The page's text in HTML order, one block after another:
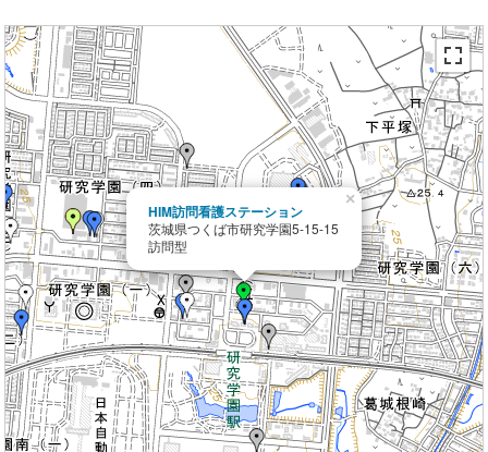
HIM訪問看護ステーション
茨城県つくば市研究学園5-15-15
訪問型
×